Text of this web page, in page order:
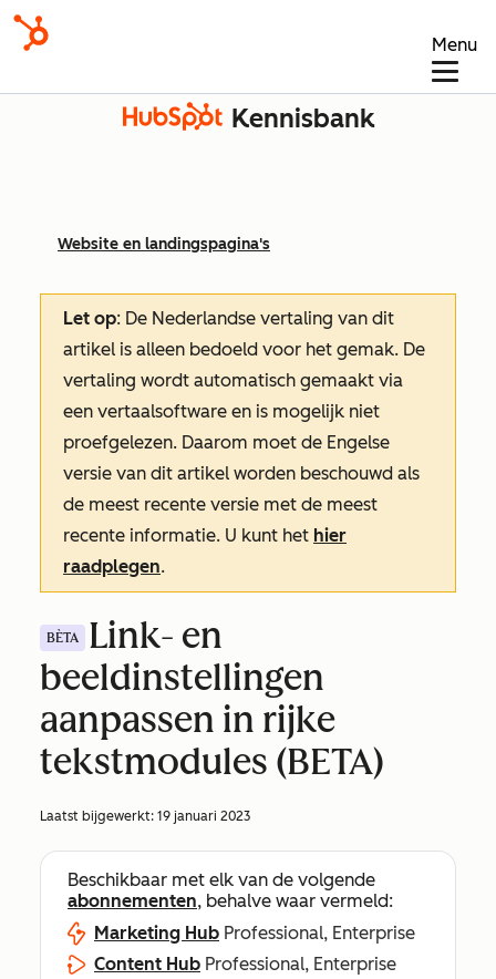
Menu
Kennisbank
Website en landingspagina's
Let op: De Nederlandse vertaling van dit
artikel is alleen bedoeld voor het gemak. De
vertaling wordt automatisch gemaakt via
een vertaalsoftware en is mogelijk niet
proefgelezen. Daarom moet de Engelse
versie van dit artikel worden beschouwd als
de meest recente versie met de meest
recente informatie. U kunt het hier
raadplegen.
BÈTA
Link- en
beeldinstellingen
aanpassen in rijke
tekstmodules (BETA)
Laatst bijgewerkt: 19 januari 2023
Beschikbaar met elk van de volgende
abonnementen, behalve waar vermeld:
Marketing Hub Professional, Enterprise
Content Hub Professional, Enterprise